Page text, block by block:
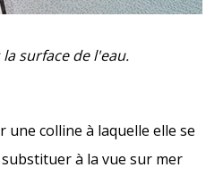
surface de l'eau.
colline à laquelle elle se
à la vue sur mer